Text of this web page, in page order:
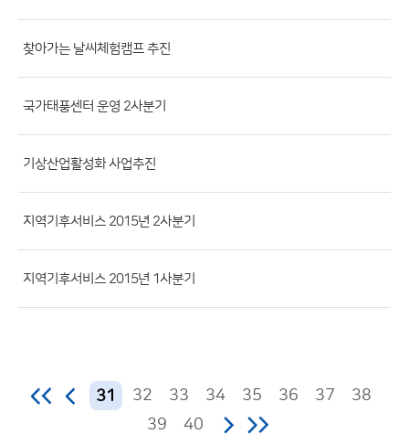
일,
록
일,
조
찾아가는 날씨체험캠프 추진
국가태풍센터 운영 2사분기
기상산업활성화 사업추진
지역기후서비스 2015년 2사분기
지역기후서비스 2015년 1사분기
31 32 33 34 35 36 37
38
39
40